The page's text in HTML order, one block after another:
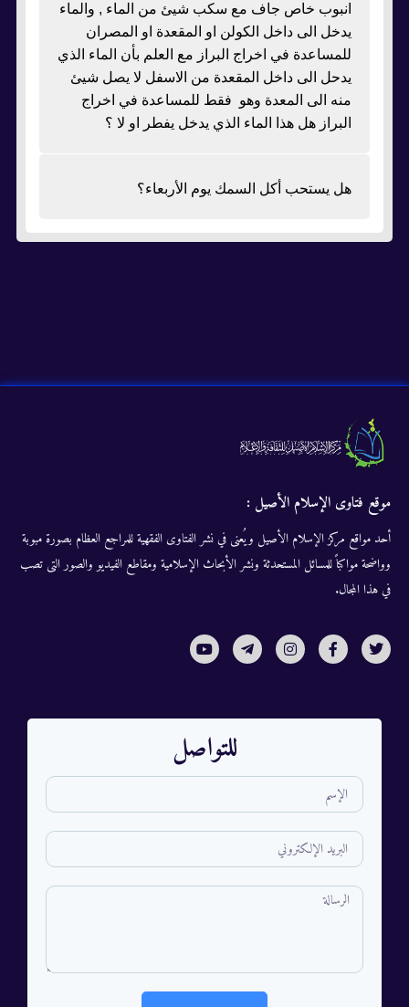
انبوب خاص جاف مع سكب شيئ من الماء , والماء
يدخل الى داخل الكولن او المقعدة او المصران
للمساعدة في اخراج البراز مع العلم بأن الماء الذي
يدحل الى داخل المقعدة من الاسفل لا يصل شيئ
منه الى المعدة وهو فقط للمساعدة في اخراج
البراز هل هذا الماء الذي يدخل يفطر او لا ؟
هل يستحب أكل السمك يوم الأربعاء؟
موقع فتاوى الإسلام الأصيل :
أحد مواقع مركز الإسلام الأصيل ويُعنى في نشر الفتاوى الفقهية للمراجع العظام بصورة مبوبة
وواضحة مواكباً للمسائل المستحدثة ونشر الأبحاث الإسلامية ومقاطع الفيديو والصور التى تصب
في هذا المجال.
للتواصل